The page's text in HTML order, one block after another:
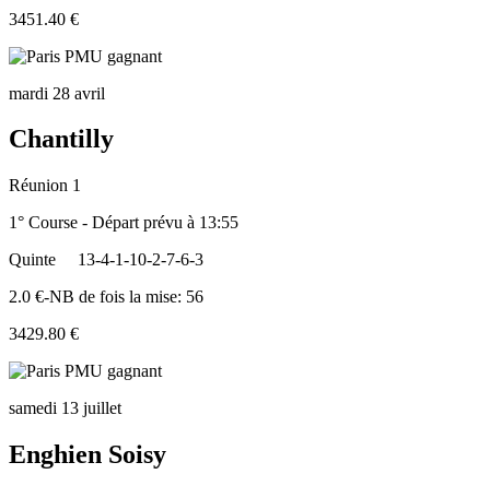
3451.40 €
mardi 28 avril
Chantilly
Réunion 1
1° Course - Départ prévu à 13:55
Quinte
13-4-1-10-2-7-6-3
2.0 €-NB de fois la mise: 56
3429.80 €
samedi 13 juillet
Enghien Soisy